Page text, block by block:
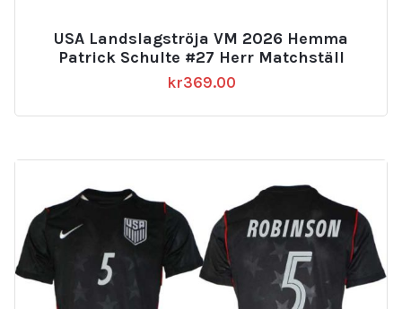
USA Landslagströja VM 2026 Hemma
Patrick Schulte #27 Herr Matchställ
kr369.00